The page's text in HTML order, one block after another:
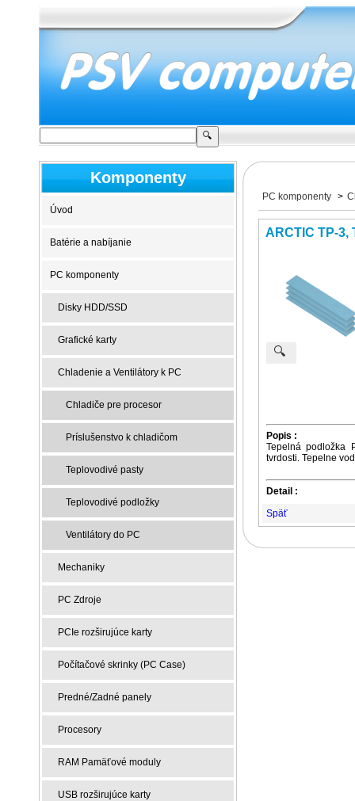
Komponenty
Úvod
Batérie a nabíjanie
PC komponenty
Disky HDD/SSD
Grafické karty
Chladenie a Ventilátory k PC
Chladiče pre procesor
Príslušenstvo k chladičom
Teplovodivé pasty
Teplovodivé podložky
Ventilátory do PC
Mechaniky
PC Zdroje
PCIe rozširujúce karty
Počítačové skrinky (PC Case)
Predné/Zadné panely
Procesory
RAM Pamäťové moduly
USB rozširujúce karty
PC komponenty >
ARCTIC TP-3,
🔍
Popis :
Tepelná podložka
tvrdosti. Tepelne
Detail :
Späť